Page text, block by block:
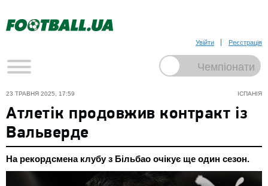
Увійти Реєстрація
ІСПАНІЯ
23 ТРАВНЯ 2025, 17:59
Атлетік продовжив контракт із
Вальверде
На рекордсмена клубу з Більбао очікує ще один сезон.